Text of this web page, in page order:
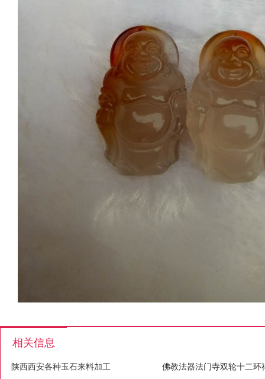
相关信息
陕西西安各种玉石来料加工
佛教法器法门寺双轮十二环